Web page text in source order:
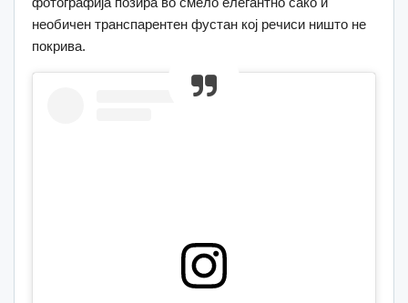
необичен транспарентен фустан кој речиси ништо не
покрива.